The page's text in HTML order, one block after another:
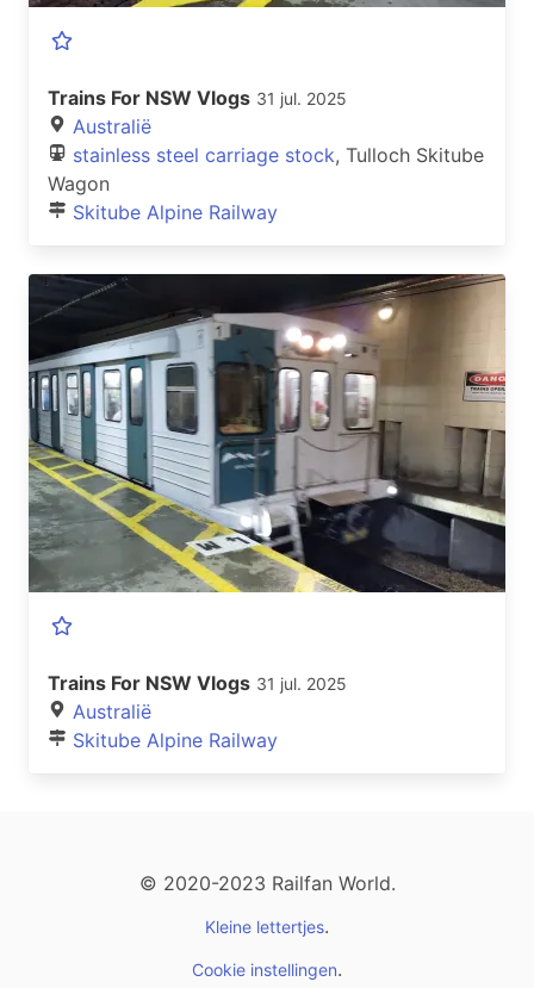
Trains For NSW Vlogs 31 jul. 2025
Australië
stainless steel carriage stock, Tulloch Skitube
Wagon
Skitube Alpine Railway
Trains For NSW Vlogs 31 jul. 2025
Australië
Skitube Alpine Railway
© 2020-2023 Railfan World.
Kleine lettertjes.
Cookie instellingen.